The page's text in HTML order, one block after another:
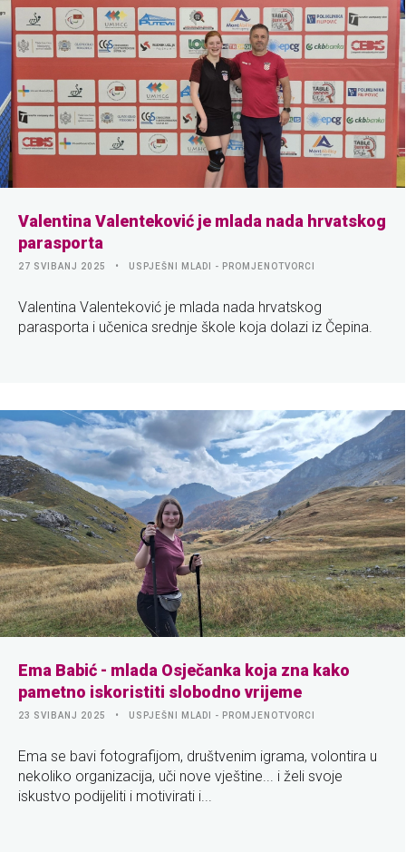
Valentina Valenteković je mlada nada hrvatskog
parasporta
27 SVIBANJ 2025 USPJEŠNI MLADI - PROMJENOTVORCI
Valentina Valenteković je mlada nada hrvatskog
parasporta i učenica srednje škole koja dolazi iz Čepina.
Ema Babić - mlada Osječanka koja zna kako
pametno iskoristiti slobodno vrijeme
23 SVIBANJ 2025 USPJEŠNI MLADI - PROMJENOTVORCI
Ema se bavi fotografijom, društvenim igrama, volontira u
nekoliko organizacija, uči nove vještine... i želi svoje
iskustvo podijeliti i motivirati i...